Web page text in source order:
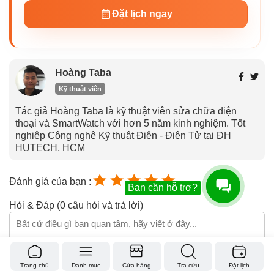
Đặt lịch ngay
Hoàng Taba
Kỹ thuật viên
Tác giả Hoàng Taba là kỹ thuật viên sửa chữa điện
thoại và SmartWatch với hơn 5 năm kinh nghiệm. Tốt
nghiệp Công nghệ Kỹ thuật Điện - Điện Tử tại ĐH
HUTECH, HCM
Đánh giá của bạn :
Hỏi & Đáp (0 câu hỏi và trả lời)
Trang chủ Danh mục Cửa hàng Tra cứu Đặt lịch
Bạn cần hỗ trợ?